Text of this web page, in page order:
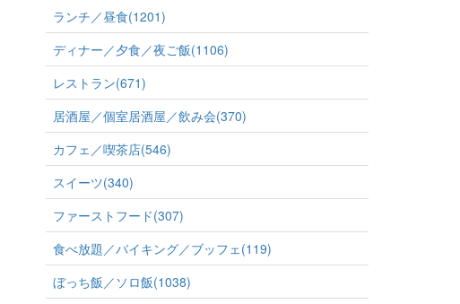
ランチ／昼食(1201)
ディナー／夕食／夜ご飯(1106)
レストラン(671)
居酒屋／個室居酒屋／飲み会(370)
カフェ／喫茶店(546)
スイーツ(340)
ファーストフード(307)
食べ放題／バイキング／ブッフェ(119)
ぼっち飯／ソロ飯(1038)